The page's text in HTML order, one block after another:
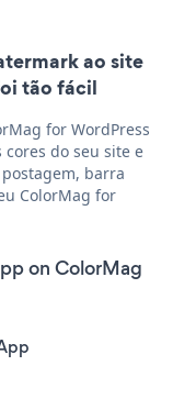
ao site
tão fácil
for WordPress
do seu site e
barra
ColorMag for
on ColorMag